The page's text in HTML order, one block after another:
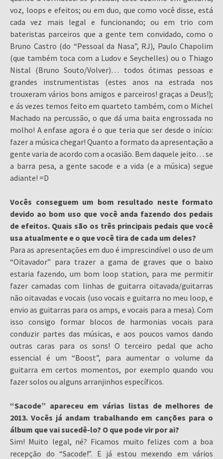
voz, loops e efeitos; ou em duo, que como você disse, está
cada vez mais legal e funcionando; ou em trio com
bateristas parceiros que a gente tem convidado, como o
Bruno Castro (do “Pessoal da Nasa”, RJ), Paulo Chapolim
(que também toca com a Ludov e Seychelles) ou o Thiago
Nistal (Bruno Souto/Volver)… todos ótimas pessoas e
grandes instrumentistas (estes anos na estrada nos
trouxeram vários bons amigos e parceiros! graças a Deus!);
e ás vezes temos feito em quarteto também, com o Michel
Machado na percussão, o que dá uma baita engrossada no
molho! A enfase agora é o que teria que ser desde o início:
fazer a música chegar! Quanto a formato da apresentação a
gente varia de acordo com a ocasião. Bem daquele jeito… se
a barra pesa, a gente sacode e a vida (e a música) segue
adiante! =D
Vocês conseguem um bom resultado neste formato
devido ao bom uso que você anda fazendo dos pedais
de efeitos. Quais são os três principais pedais que você
usa atualmente e o que você tira de cada um deles?
Para as apresentações em duo é imprescindível o uso de um
“Oitavador” para trazer a gama de graves que o baixo
estaria fazendo, um bom loop station, para me permitir
fazer camadas com linhas de guitarra oitavada/guitarras
não oitavadas e vocais (uso vocais e guitarra no meu loop, e
envio as guitarras para os amps, e vocais para a mesa). Com
isso consigo formar blocos de harmonias vocais para
conduzir partes das músicas, e aos poucos vamos dando
outras caras para os sons! O terceiro pedal que acho
essencial é um “Boost”, para aumentar o volume da
guitarra em certos momentos, por exemplo quando vou
fazer solos ou alguns arranjinhos específicos.
“Sacode” apareceu em várias listas de melhores de
2013. Vocês já andam trabalhando em canções para o
álbum que vai sucedê-lo? O que pode vir por ai?
Sim! Muito legal, né? Ficamos muito felizes com a boa
recepção do “Sacode!”. E já estou mexendo em vários